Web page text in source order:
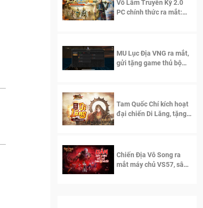
Võ Lâm Truyền Kỳ 2.0
PC chính thức ra mắt:
MU Lục Địa VNG ra mắt,
gửi tặng game thủ bộ
Tam Quốc Chí kích hoạt
đại chiến Di Lăng, tặng
Chiến Địa Vô Song ra
mắt máy chủ VS57, sân